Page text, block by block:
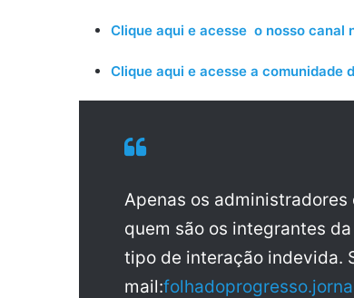
Clique aqui e acesse o nosso canal
Clique aqui e acesse a comunidade
Apenas os
quem são os integrantes
tipo de interação indevida.
mail: